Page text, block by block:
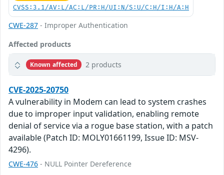
CVSS:3.1/AV:L/AC:L/PR:H/UI:N/S:U/C:H/I:H/A:H
CWE-287 - Improper Authentication
Affected products
Known affected 2 products
CVE-2025-20750
A vulnerability in Modem can lead to system crashes
due to improper input validation, enabling remote
denial of service via a rogue base station, with a patch
available (Patch ID: MOLY01661199, Issue ID: MSV-
4296).
CWE-476 - NULL Pointer Dereference